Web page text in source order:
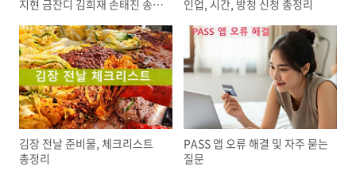
지현 금잔디 김희재 손태진 송가
티켓 예매방법
인업, 시간, 방청 신청 총정리
김장 전날 준비물, 체크리스트
총정리
PASS 앱 오류 해결 및 자주 묻는
질문